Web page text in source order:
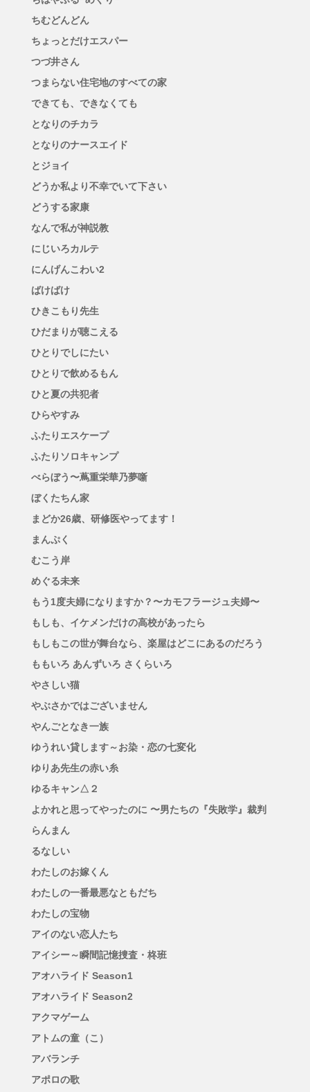
ちむどんどん
ちょっとだけエスパー
つづ井さん
つまらない住宅地のすべての家
できても、できなくても
となりのチカラ
となりのナースエイド
とジョイ
どうか私より不幸でいて下さい
どうする家康
なんで私が神説教
にじいろカルテ
にんげんこわい2
ばけばけ
ひきこもり先生
ひだまりが聴こえる
ひとりでしにたい
ひとりで飲めるもん
ひと夏の共犯者
ひらやすみ
ふたりエスケープ
ふたりソロキャンプ
べらぼう〜蔦重栄華乃夢噺
ぼくたちん家
まどか26歳、研修医やってます！
まんぷく
むこう岸
めぐる未来
もう1度夫婦になりますか？〜カモフラージュ夫婦〜
もしも、イケメンだけの高校があったら
もしもこの世が舞台なら、楽屋はどこにあるのだろう
ももいろ あんずいろ さくらいろ
やさしい猫
やぶさかではございません
やんごとなき一族
ゆうれい貸します～お染・恋の七変化
ゆりあ先生の赤い糸
ゆるキャン△２
よかれと思ってやったのに 〜男たちの『失敗学』裁判
らんまん
るなしい
わたしのお嫁くん
わたしの一番最悪なともだち
わたしの宝物
アイのない恋人たち
アイシー～瞬間記憶捜査・柊班
アオハライド Season1
アオハライド Season2
アクマゲーム
アトムの童（こ）
アバランチ
アポロの歌